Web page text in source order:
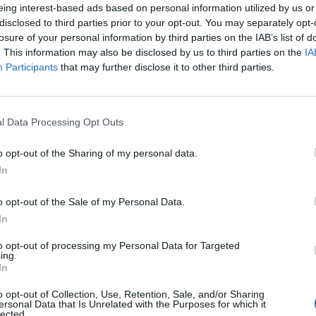
interest-based ads based on personal information utilized by us
to third parties prior to your opt-out. You may separately
of your personal information by third parties on the IAB’s list of
This information may also be disclosed by us to third parties on the
Participants that may further disclose it to other third parties.
Data Processing Opt Outs
opt-out of the Sharing of my personal data.
opt-out of the Sale of my Personal Data.
opt-out of processing my Personal Data for Targeted
opt-out of Collection, Use, Retention, Sale, and/or Sharing
Data that Is Unrelated with the Purposes for which it
edició serà la creació d’una nova “zona nit”
firal. Este espai estarà dedicat
nocturna de divendres i dissabte. La
musicals durant tot el dia en un
voluntat és que la fira siga una
passejar, comprar, dinar, sopar i quedar-
nova ‘zona nit’ ens permet diferenciar
d’oci dins del mateix recinte firal”.
participants
de Tendes, Tapes i Rock comptarà amb la